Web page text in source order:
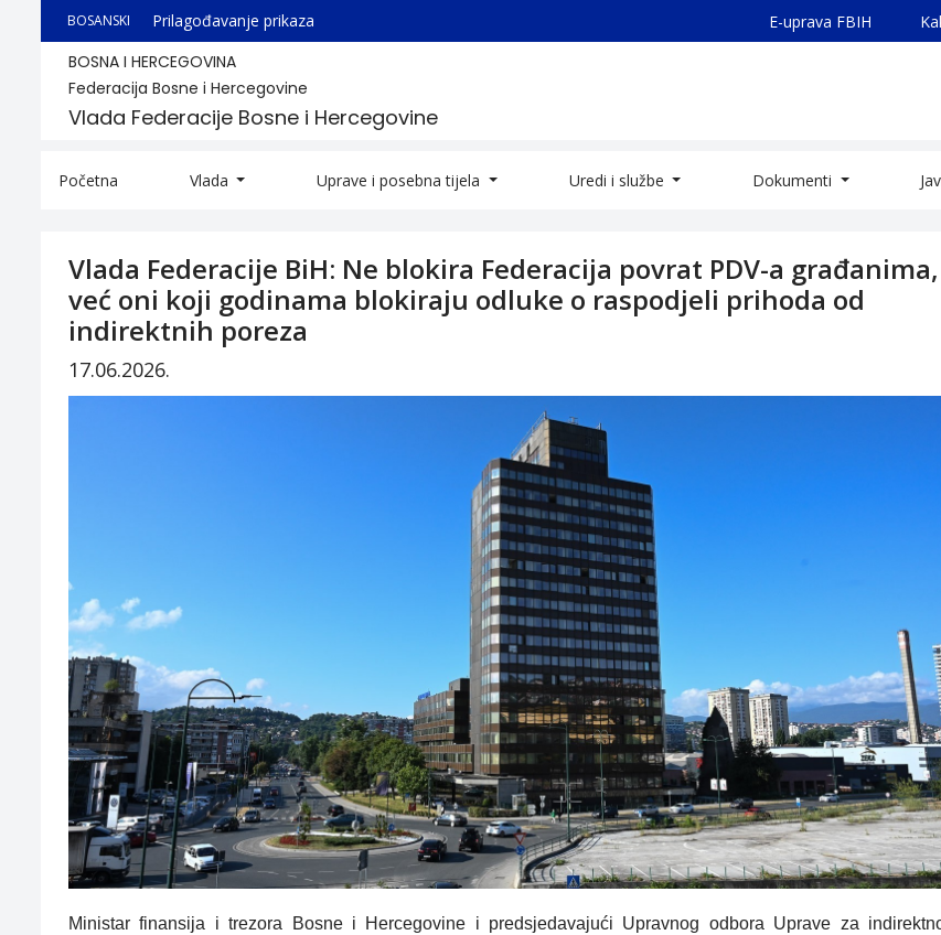
BOSANSKI Prilagođavanje prikaza E-uprava FBIH
BOSNA I HERCEGOVINA
Federacija Bosne i Hercegovine
Vlada Federacije Bosne i Hercegovine
Početna Vlada Uprave i posebna tijela Uredi i službe Dokumenti
Vlada Federacije BiH: Ne blokira Federacija povrat PDV-a građanima,
već oni koji godinama blokiraju odluke o raspodjeli prihoda od
indirektnih poreza
17.06.2026.
Ministar finansija i trezora Bosne i Hercegovine i predsjedavajući Upravnog odbora Uprave za